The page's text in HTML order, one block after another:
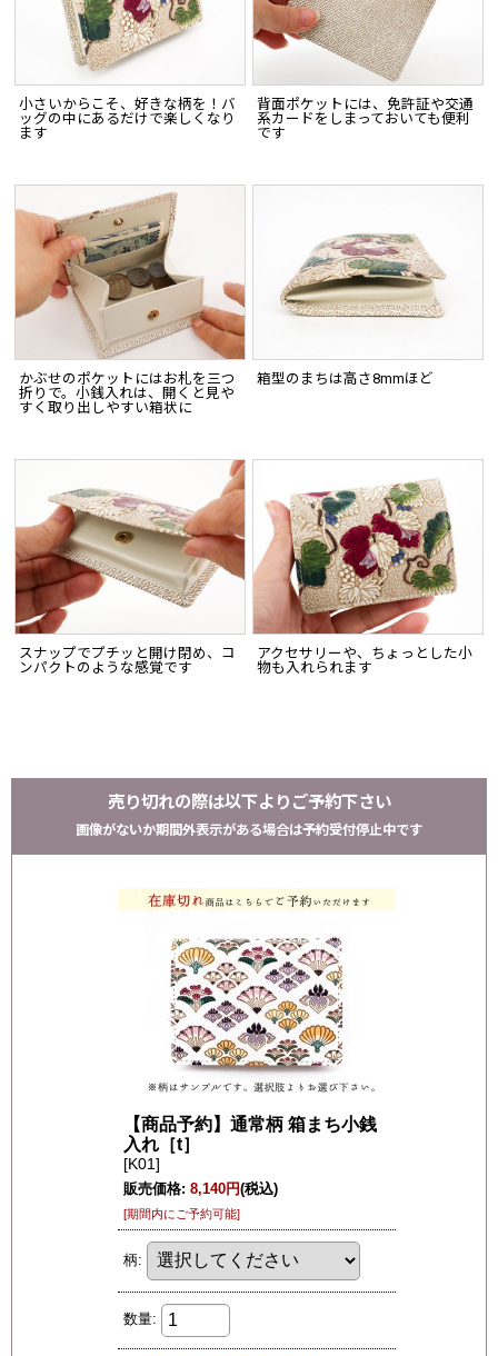
小さいからこそ、好きな柄を！バ
ッグの中にあるだけで楽しくなり
ます
背面ポケットには、免許証や交通
系カードをしまっておいても便利
です
かぶせのポケットにはお札を三つ
折りで。小銭入れは、開くと見や
すく取り出しやすい箱状に
箱型のまちは高さ8mmほど
スナップでプチッと開け閉め、コ
ンパクトのような感覚です
アクセサリーや、ちょっとした小
物も入れられます
売り切れの際は以下よりご予約下さい
画像がないか期間外表示がある場合は予約受付停止中です